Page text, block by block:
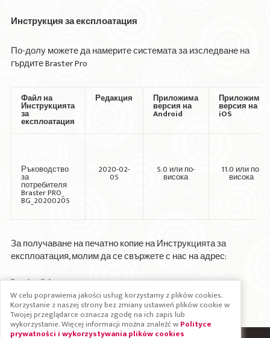
Инструкция за експлоатация
По-долу можете да намерите системата за изследване на
гърдите Braster Pro
Файл на
Инструкцията
за
експлоатация
Редакция Приложима
версия на
Android
Приложима
версия на
iOS
Ръководство
за
потребителя
Braster PRO_
BG_20200205
2020-02-
05
5.0 или по-
висока
11.0 или по-
висока
За получаване на печатно копие на Инструкцията за
експлоатация, молим да се свържете с нас на адрес:
Braster S.A.
Szeligi, ul. Cichy Ogród 7
05-850 Ożarów Mazowiecki
Poland
W celu poprawienia jakości usług korzystamy z plików cookies.
Korzystanie z naszej strony bez zmiany ustawień plików cookie w
Twojej przeglądarce oznacza zgodę na ich zapis lub
wykorzystanie. Więcej informacji można znaleźć wPolityce
prywatności i wykorzystywania plików cookies